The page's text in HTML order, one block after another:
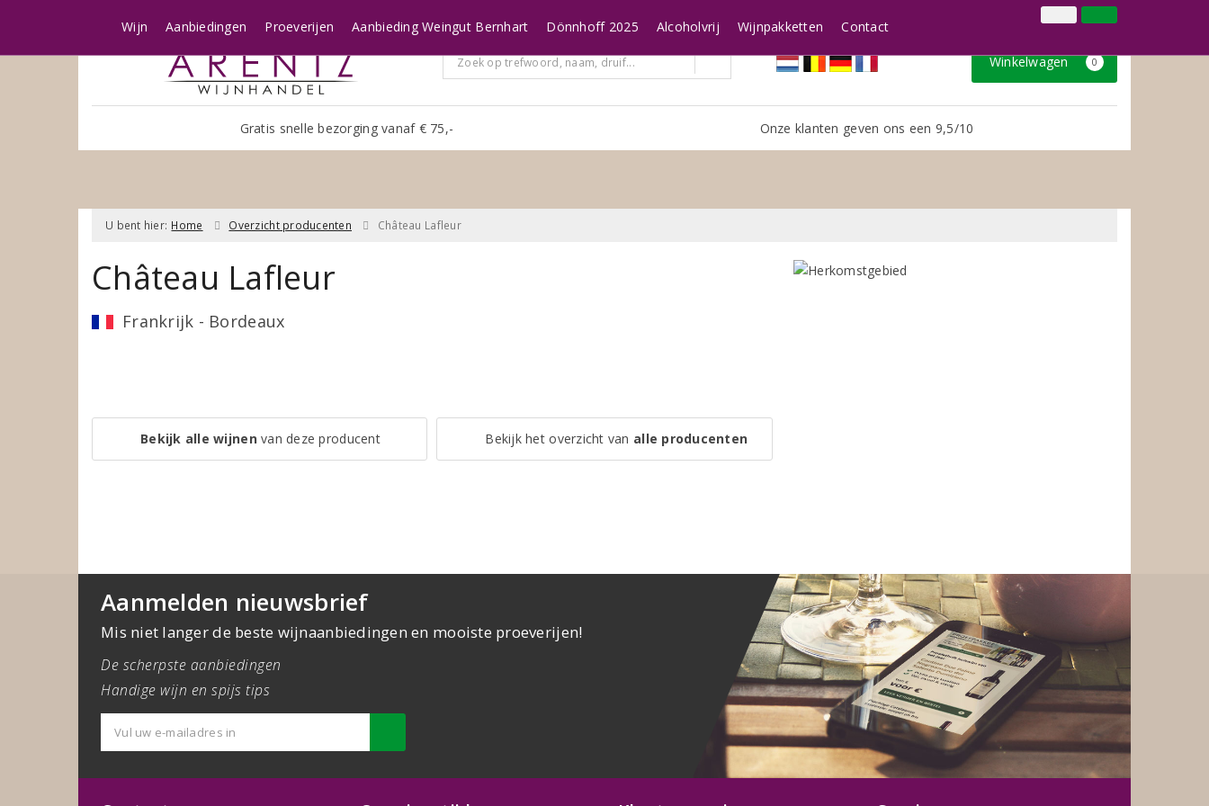
Klantenservice
Winkelwagen 0
Gratis snelle bezorging vanaf € 75,- Onze klanten geven ons een 9,5/10
Wijn Aanbiedingen Proeverijen Aanbieding Weingut Bernhart Dönnhoff 2025 Alcoholvrij Wijnpakketten Contact
U bent hier: Home Overzicht producenten Château Lafleur
Château Lafleur
Frankrijk - Bordeaux
Bekijk alle wijnenvan deze producent Bekijk het overzicht van alle producenten
Aanmelden nieuwsbrief
Mis niet langer de beste wijnaanbiedingen en mooiste proeverijen!
De scherpste aanbiedingen
Handige wijn en spijs tips